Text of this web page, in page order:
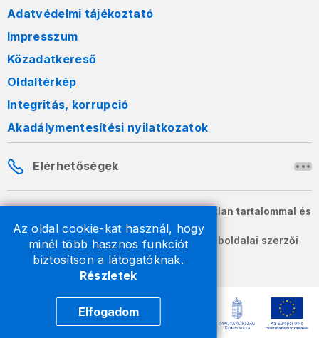
Az oldal cookie-kat használ, hogy
minél több hasznos funkciót
biztosítson a látogatóknak.
Részletek
Elfogadom
Adatvédelmi tájékoztató
Impresszum
Közadatkereső
Oldaltérkép
Integritás, korrupció
Akadálymentesítési nyilatkozatok
Elérhetőségek
A honlapon szereplő információk változatlan tartalommal és
formában szabadon terjeszthetők.
2026 © A Nemzeti Adó- és Vámhivatal weboldalai szerzői
jogvédelem alatt állnak.